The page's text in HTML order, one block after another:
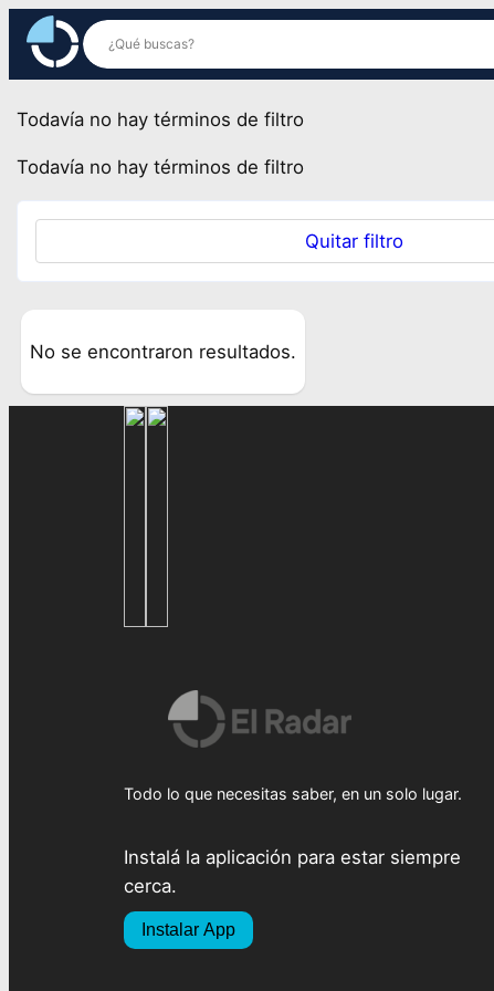
Saltar
contenido
Todavía no hay términos de filtro
Todavía no hay términos de filtro
Quitar filtro
No se encontraron resultados.
Todo lo que necesitas saber, en un solo lugar.
Instalá la aplicación para estar siempre
cerca.
Instalar App